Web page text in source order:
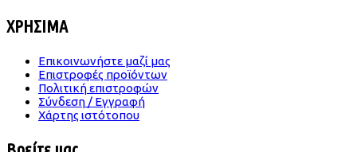
ΧΡΗΣΙΜΑ
Επικοινωνήστε μαζί μας
Επιστροφές προϊόντων
Πολιτική επιστροφών
Σύνδεση / Εγγραφή
Χάρτης ιστότοπου